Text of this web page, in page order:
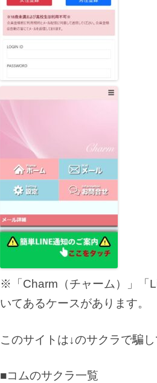
※「Charm（チャーム）」「
いてあるケースがあります。
このサイトは↓のサクラで騙
■コムのサクラ一覧